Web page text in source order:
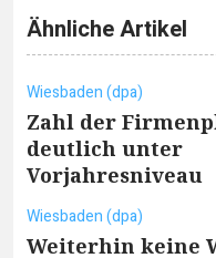
Ähnliche Artikel
Wiesbaden (dpa)
Zahl der
deutlich unter
Vorjahresniveau
Wiesbaden (dpa)
Weiterhin keine